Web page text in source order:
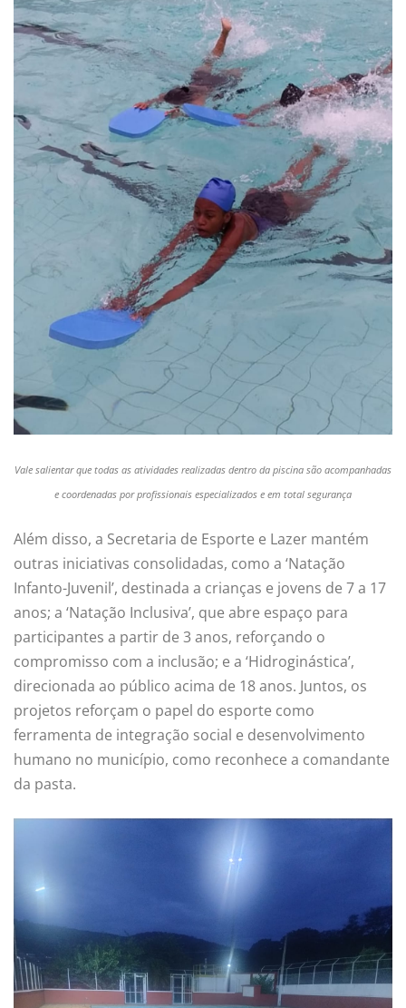
Vale salientar que todas as atividades realizadas dentro da piscina são acompanhadas
e coordenadas por profissionais especializados e em total segurança
Além disso, a Secretaria de Esporte e Lazer mantém
outras iniciativas consolidadas, como a ‘Natação
Infanto-Juvenil’, destinada a crianças e jovens de 7 a 17
anos; a ‘Natação Inclusiva’, que abre espaço para
participantes a partir de 3 anos, reforçando o
compromisso com a inclusão; e a ‘Hidroginástica’,
direcionada ao público acima de 18 anos. Juntos, os
projetos reforçam o papel do esporte como
ferramenta de integração social e desenvolvimento
humano no município, como reconhece a comandante
da pasta.